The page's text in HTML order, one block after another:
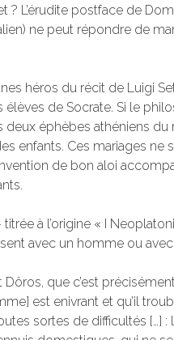
? L’érudite postface de
ne peut répondre de
héros du récit de Luigi
élèves de Socrate. Si le
deux éphèbes athéniens du
enfants. Ces mariages ne
de bon aloi
titrée à l’origine « I
avec un homme ou
Dôros, que c’est
est enivrant et qu’il
sortes de difficultés […]